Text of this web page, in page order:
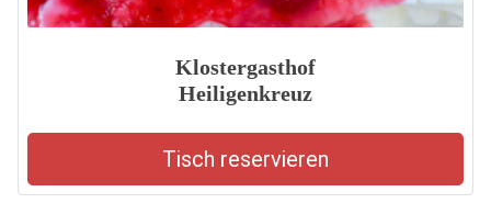
Klostergasthof
Heiligenkreuz
Tisch reservieren